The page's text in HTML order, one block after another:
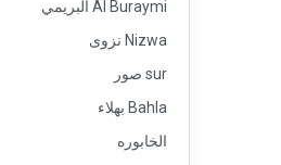
Al Buraymi البريمي
Nizwa نزوى
sur صور
Bahla بهلاء
الخابوره